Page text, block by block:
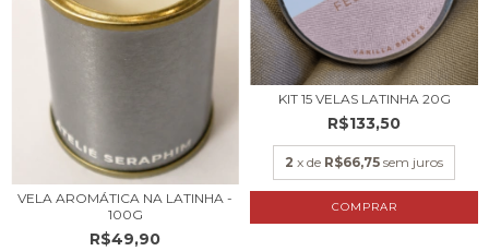
VELA AROMÁTICA NA LATINHA -
100G
R$49,90
KIT 15 VELAS LATINHA 20G
R$133,50
2 x de R$66,75 sem juros
COMPRAR